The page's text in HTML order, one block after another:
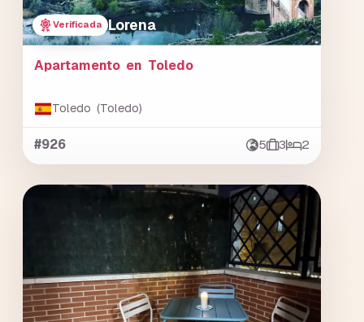
Verificada Lorena
Apartamento en Toledo
Toledo (Toledo)
#926 5 3 2